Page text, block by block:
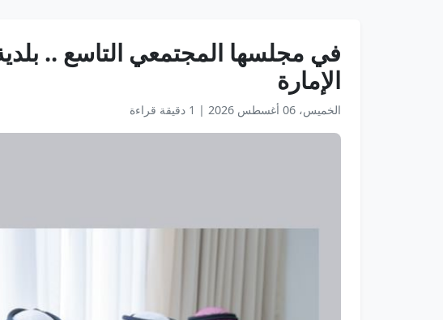
في مجلسها المجتمعي التاسع ..
الإمارة
الخميس، 06 أغسطس 2026 | 1 دقيقة قراءة